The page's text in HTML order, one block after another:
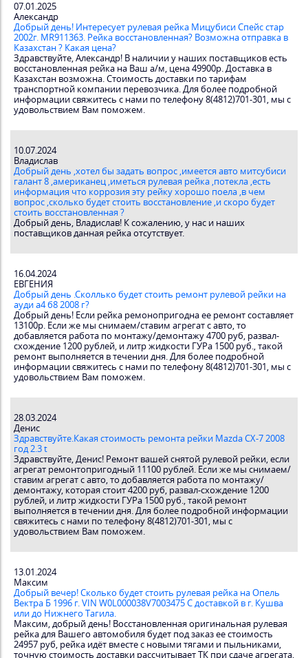
07.01.2025
Александр
Добрый день! Интересует рулевая рейка Мицубиси Спейс стар
2002г. MR911363. Рейка восстановленная? Возможна отправка в
Казахстан ? Какая цена?
Здравствуйте, Александр! В наличии у наших поставщиков есть
восстановленная рейка на Ваш а/м, цена 49900р. Доставка в
Казахстан возможна. Стоимость доставки по тарифам
транспортной компании перевозчика. Для более подробной
информации свяжитесь с нами по телефону 8(4812)701-301, мы с
удовольствием Вам поможем.
10.07.2024
Владислав
Добрый день ,хотел бы задать вопрос ,имеется авто митсубиси
галант 8 ,американец ,иметься рулевая рейка ,потекла ,есть
информация что коррозия эту рейку хорошо поела ,в чем
вопрос ,сколько будет стоить восстановление ,и скоро будет
стоить восстановленная ?
Добрый день, Владислав! К сожалению, у нас и наших
поставщиков данная рейка отсутствует.
16.04.2024
ЕВГЕНИЯ
Добрый день .Сколлько будет стоить ремонт рулевой рейки на
ауди а4 б8 2008 г?
Добрый день! Если рейка ремонопригодна ее ремонт составляет
13100р. Если же мы снимаем/ставим агрегат с авто, то
добавляется работа по монтажу/демонтажу 4700 руб, развал-
схождение 1200 рублей, и литр жидкости ГУРа 1500 руб., такой
ремонт выполняется в течении дня. Для более подробной
информации свяжитесь с нами по телефону 8(4812)701-301, мы с
удовольствием Вам поможем.
28.03.2024
Денис
Здравствуйте.Какая стоимость ремонта рейки Mazda CX-7 2008
год 2.3 t
Здравствуйте, Денис! Ремонт вашей снятой рулевой рейки, если
агрегат ремонтопригодный 11100 рублей. Если же мы снимаем/
ставим агрегат с авто, то добавляется работа по монтажу/
демонтажу, которая стоит 4200 руб, развал-схождение 1200
рублей, и литр жидкости ГУРа 1500 руб., такой ремонт
выполняется в течении дня. Для более подробной информации
свяжитесь с нами по телефону 8(4812)701-301, мы с
удовольствием Вам поможем.
13.01.2024
Максим
Добрый вечер! Сколько будет стоить рулевая рейка на Опель
Вектра Б 1996 г. VIN W0L000038V7003475 С доставкой в г. Кушва
или до Нижнего Тагила.
Максим, добрый день! Восстановленная оригинальная рулевая
рейка для Вашего автомобиля будет под заказ ее стоимость
24957 руб, рейка идёт вместе с новыми тягами и пыльниками,
точную стоимость доставки рассчитывает ТК при сдаче агрегата,